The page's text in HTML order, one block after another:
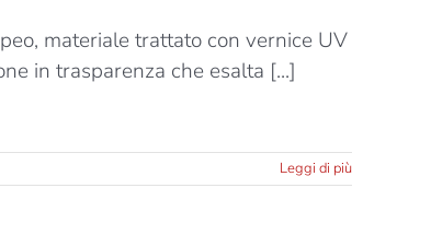
materiale trattato con vernice UV
in trasparenza che esalta [...]
Leggi di più